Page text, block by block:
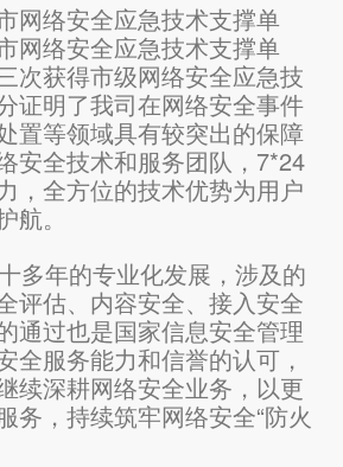
网络安全应急技术支撑单
网络安全应急技术支撑单
次获得市级网络安全应急技
证明了我司在网络安全事件
置等领域具有较突出的保障
安全技术和服务团队，7*24
，全方位的技术优势为用户
航。
多年的专业化发展，涉及的
评估、内容安全、接入安全
通过也是国家信息安全管理
全服务能力和信誉的认可，
续深耕网络安全业务，以更
务，持续筑牢网络安全“防火